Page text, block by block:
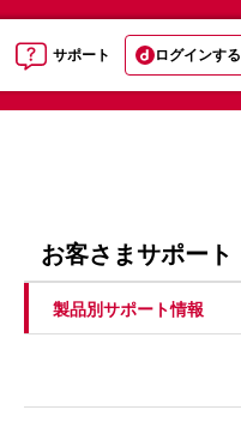
サポート ログインする
お客さまサポート
製品別サポート情報